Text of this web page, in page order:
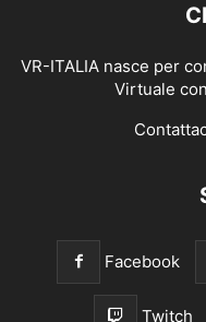
VR-ITALIA nasce per
Virtuale
Facebook
Twitch